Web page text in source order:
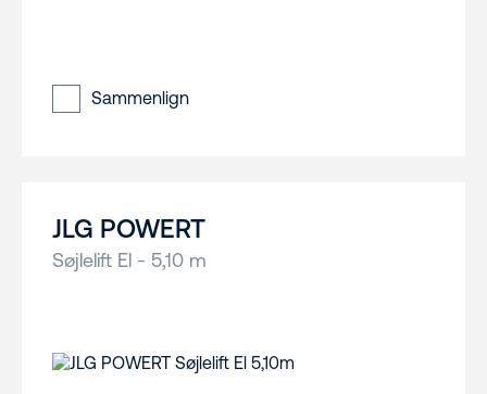
Sammenlign
JLG POWERT
Søjlelift El - 5,10 m